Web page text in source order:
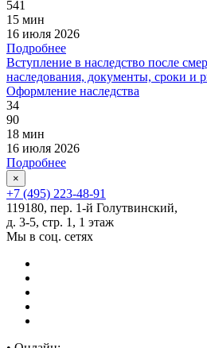
541
15 мин
16 июля 2026
Подробнее
Вступление в наследство после
наследования, документы, сроки и
Оформление наследства
34
90
18 мин
16 июля 2026
Подробнее
×
+7 (495) 223-48-91
119180, пер. 1-й Голутвинский,
д. 3-5, стр. 1, 1 этаж
Мы в соц. сетях